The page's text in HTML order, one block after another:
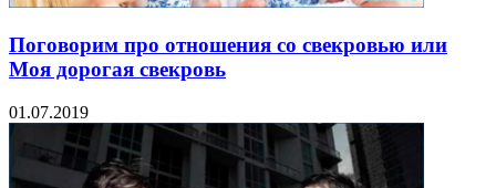
Поговорим про отношения со свекровью или
Моя дорогая свекровь
01.07.2019